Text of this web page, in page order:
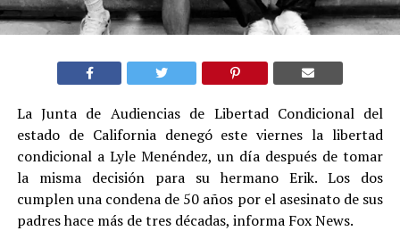
La Junta de Audiencias de Libertad Condicional del
estado de California denegó este viernes la libertad
condicional a Lyle Menéndez, un día después de tomar
la misma decisión para su hermano Erik. Los dos
cumplen una condena de 50 años por el asesinato de sus
padres hace más de tres décadas, informa Fox News.